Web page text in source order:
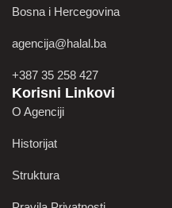
Bosna i Hercegovina
agencija@halal.ba
+387 35 258 427
Korisni Linkovi
O Agenciji
Historijat
Struktura